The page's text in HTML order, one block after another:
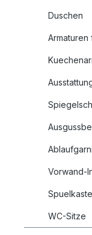
Duschen
Vorwand-
WC-Sitze